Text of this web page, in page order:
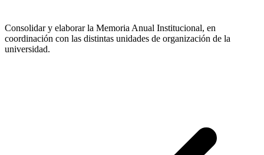
Consolidar y elaborar la Memoria Anual Institucional, en
coordinación con las distintas unidades de organización de la
universidad.